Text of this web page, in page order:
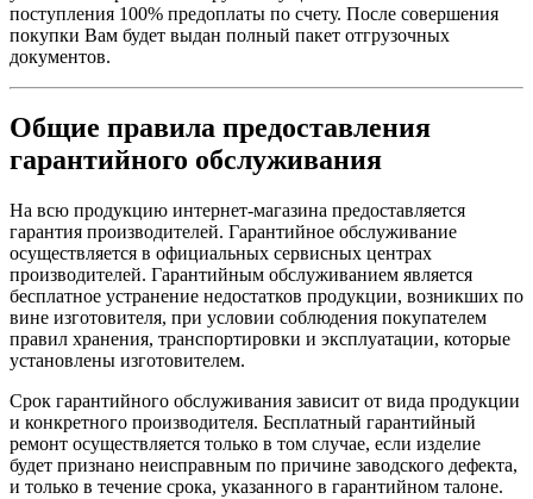
поступления 100% предоплаты по счету. После совершения
покупки Вам будет выдан полный пакет отгрузочных
документов.
Общие правила предоставления
гарантийного обслуживания
На всю продукцию интернет-магазина предоставляется
гарантия производителей. Гарантийное обслуживание
осуществляется в официальных сервисных центрах
производителей. Гарантийным обслуживанием является
бесплатное устранение недостатков продукции, возникших по
вине изготовителя, при условии соблюдения покупателем
правил хранения, транспортировки и эксплуатации, которые
установлены изготовителем.
Срок гарантийного обслуживания зависит от вида продукции
и конкретного производителя. Бесплатный гарантийный
ремонт осуществляется только в том случае, если изделие
будет признано неисправным по причине заводского дефекта,
и только в течение срока, указанного в гарантийном талоне.